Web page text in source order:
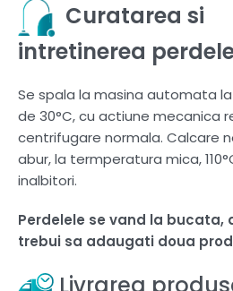
Curatarea si
intretinerea
Se spala la masina automata
de 30°C, cu actiune mecanica
centrifugare normala. Calcare
abur, la termperatura mica,
inalbitori.
Perdelele se vand la bucata,
trebui sa adaugati doua
Livrarea